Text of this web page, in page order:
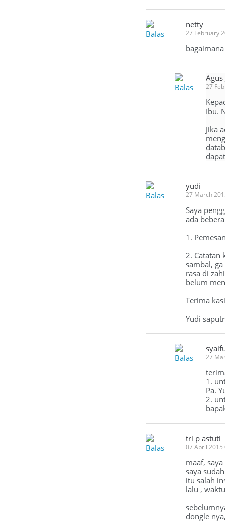
Balas
netty
27 February
Balas
Agus
27
Ibu.
Jika
Balas
yudi
27 March
Saya
ada
1.
2. Catatan
sambal,
rasa di
belum
Terima
Yudi
Balas 27
1.
Pa.
2.
Balas
tri p astuti
07 April 2015
maaf,
saya
itu salah
lalu ,
dongle